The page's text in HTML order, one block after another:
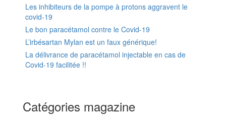
Les inhibiteurs de la pompe à protons aggravent le
covid-19
Le bon paracétamol contre le Covid-19
L’irbésartan Mylan est un faux générique!
La délivrance de paracétamol injectable en cas de
Covid-19 facilitée !!
Catégories magazine